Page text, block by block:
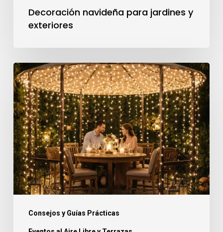
Decoración navideña para jardines y
exteriores
Consejos y Guías Prácticas
Ideas
de
iluminación
para
cenas
al
aire
libre